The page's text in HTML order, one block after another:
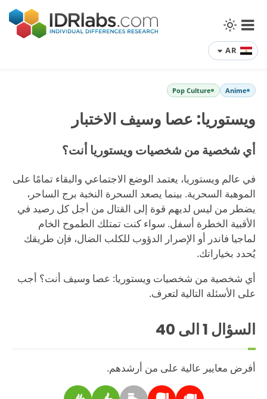
AR
Anime
Pop Culture
ويستوريا: عصا وسيف الاختبار
أي شخصية من شخصيات ويستوريا أنت؟
في عالم ويستوريا، يعتمد الوضع الاجتماعي والبقاء تمامًا على
الموهبة السحرية. بينما يصعد السحرة النخبة برج الساحر،
يضطر من ليس لديهم قوة إلى القتال من أجل كل رصيد في
الأقبية الخطرة أسفل. سواء كنت تمتلك الطموح الخام
لماجيا فاندر أو الإصرار الدؤوب للكلب الضال، فإن طريقك
يُحدد بخياراتك.
أي شخصية من شخصيات ويستوريا: عصا وسيف أنت؟ أجب
على الأسئلة التالية لتعرف.
السؤال 1الى 40
أفرض معايير عالية على من أرشدهم.